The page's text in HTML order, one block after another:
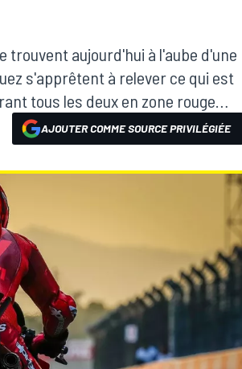
aujourd'hui à l'aube d'une
s'apprêtent à relever ce qui est
tous les deux en zone rouge…
AJOUTER COMME SOURCE PRIVILÉGIÉE